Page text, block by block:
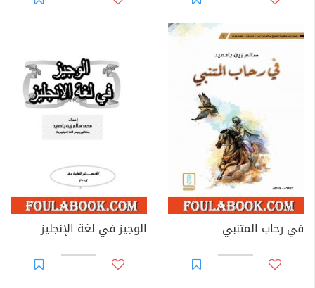
في رحاب المتنبي الوجيز في لغة الإنجليز